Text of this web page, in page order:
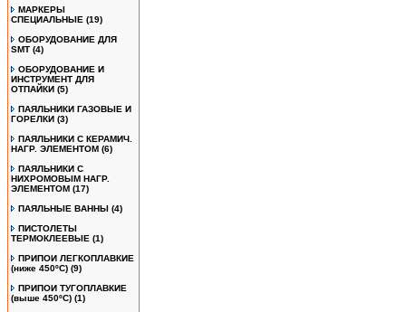
МАРКЕРЫ
СПЕЦИАЛЬНЫЕ (19)
ОБОРУДОВАНИЕ ДЛЯ
SMT (4)
ОБОРУДОВАНИЕ И
ИНСТРУМЕНТ ДЛЯ
ОТПАЙКИ (5)
ПАЯЛЬНИКИ ГАЗОВЫЕ И
ГОРЕЛКИ (3)
ПАЯЛЬНИКИ С КЕРАМИЧ.
НАГР. ЭЛЕМЕНТОМ (6)
ПАЯЛЬНИКИ С
НИХРОМОВЫМ НАГР.
ЭЛЕМЕНТОМ (17)
ПАЯЛЬНЫЕ ВАННЫ (4)
ПИСТОЛЕТЫ
ТЕРМОКЛЕЕВЫЕ (1)
ПРИПОИ ЛЕГКОПЛАВКИЕ
(ниже 450ºС) (9)
ПРИПОИ ТУГОПЛАВКИЕ
(выше 450ºС) (1)